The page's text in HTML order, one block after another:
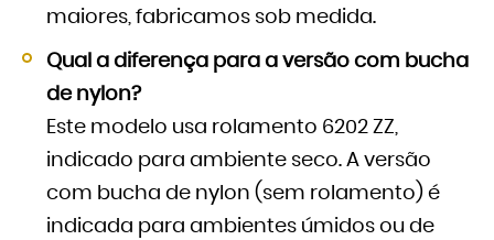
maiores, fabricamos sob medida.
Qual a diferença para a versão com bucha
de nylon?
Este modelo usa rolamento 6202 ZZ,
indicado para ambiente seco. A versão
com bucha de nylon (sem rolamento) é
indicada para ambientes úmidos ou de